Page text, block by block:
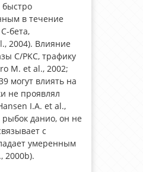
быстро
в течение
бета,
2004). Влияние
C/PKC, трафику
M. et al., 2002;
могут влиять на
не проявлял
I.A. et al.,
рыбок данио, он не
с
умеренным
2000b).